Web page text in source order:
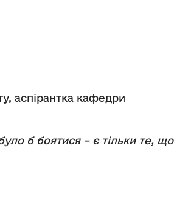
аспірантка кафедри
б боятися – є тільки те, що